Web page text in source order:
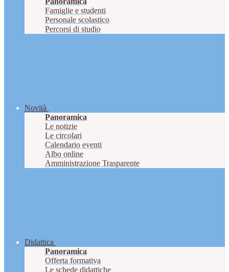
Famiglie e studenti
Personale scolastico
Percorsi di studio
Novità
Panoramica
Le notizie
Le circolari
Calendario eventi
Albo online
Amministrazione Trasparente
Didattica
Panoramica
Offerta formativa
Le schede didattiche